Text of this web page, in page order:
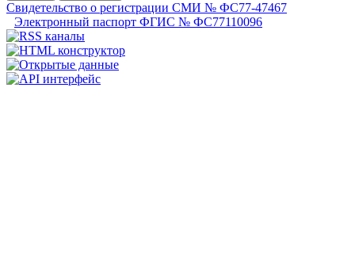
Свидетельство о регистрации СМИ № ФС77-47467
Электронный паспорт ФГИС № ФС77110096